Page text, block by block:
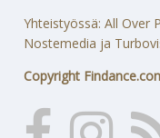
Yhteistyössä: All Over
Nostemedia ja
Copyright